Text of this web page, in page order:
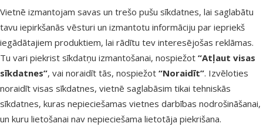
Vietnē izmantojam savas un trešo pušu sīkdatnes, lai saglabātu
tavu iepirkšanās vēsturi un izmantotu informāciju par iepriekš
iegādātajiem produktiem, lai rādītu tev interesējošas reklāmas.
Tu vari piekrist sīkdatņu izmantošanai, nospiežot “Atļaut visas
sīkdatnes”, vai noraidīt tās, nospiežot “Noraidīt”. Izvēloties
noraidīt visas sīkdatnes, vietnē saglabāsim tikai tehniskās
sīkdatnes, kuras nepieciešamas vietnes darbības nodrošināšanai,
un kuru lietošanai nav nepieciešama lietotāja piekrišana.
Preces
eksotiskajiem
Filtrs
Kampaņa: Vasara
turpinās – atlaides katrai
gaumei!
Kārtot pēc
Produkti nav atrasti